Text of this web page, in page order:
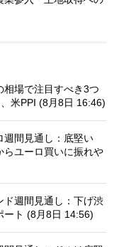
場で注目すべき3つ
米PPI (8月8日 16:46)
間見通し：底堅い
らユーロ買いに振れや
週間見通し：下げ渋
ート (8月8日 14:56)